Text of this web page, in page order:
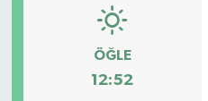
ÖĞLE
12:52